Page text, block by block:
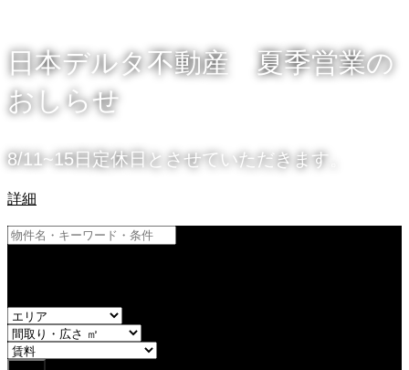
日本デルタ不動産 夏季営業の
おしらせ
8/11~15日定休日とさせていただきます。
詳細